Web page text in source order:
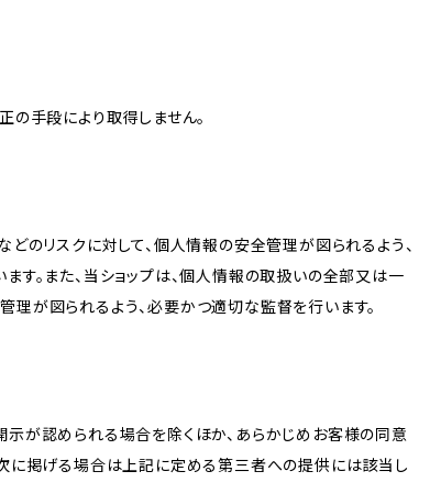
の手段により取得しません。
のリスクに対して、個人情報の安全管理が図られるよう、
す。また、当ショップは、個人情報の取扱いの全部又は一
が図られるよう、必要かつ適切な監督を行います。
が認められる場合を除くほか、あらかじめお客様の同意
に掲げる場合は上記に定める第三者への提供には該当し